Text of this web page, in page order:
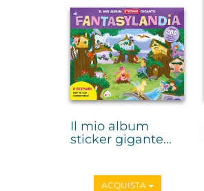
Il mio album
sticker gigante...
ACQUISTA